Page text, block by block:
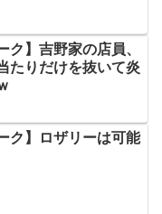
ク】吉野家の店員、
たりだけを抜いて炎
ク】ロザリーは可能